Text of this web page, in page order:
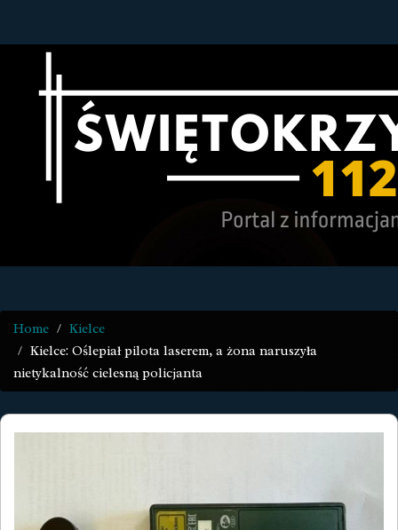
Home
Kielce
Kielce: Oślepiał pilota laserem, a żona naruszyła
nietykalność cielesną policjanta